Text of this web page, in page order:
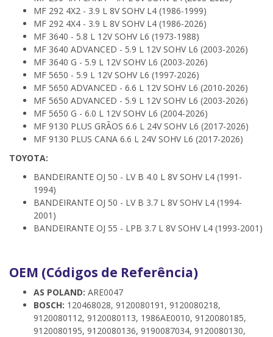
MF 292 4X2 - 3.9 L 8V SOHV L4 (1986-1999)
MF 292 4X4 - 3.9 L 8V SOHV L4 (1986-2026)
MF 3640 - 5.8 L 12V SOHV L6 (1973-1988)
MF 3640 ADVANCED - 5.9 L 12V SOHV L6 (2003-2026)
MF 3640 G - 5.9 L 12V SOHV L6 (2003-2026)
MF 5650 - 5.9 L 12V SOHV L6 (1997-2026)
MF 5650 ADVANCED - 6.6 L 12V SOHV L6 (2010-2026)
MF 5650 ADVANCED - 5.9 L 12V SOHV L6 (2003-2026)
MF 5650 G - 6.0 L 12V SOHV L6 (2004-2026)
MF 9130 PLUS GRÃOS 6.6 L 24V SOHV L6 (2017-2026)
MF 9130 PLUS CANA 6.6 L 24V SOHV L6 (2017-2026)
TOYOTA:
BANDEIRANTE OJ 50 - LV B 4.0 L 8V SOHV L4 (1991-
1994)
BANDEIRANTE OJ 50 - LV B 3.7 L 8V SOHV L4 (1994-
2001)
BANDEIRANTE OJ 55 - LPB 3.7 L 8V SOHV L4 (1993-2001)
OEM (Códigos de Referência)
AS POLAND: ARE0047
BOSCH: 120468028, 9120080191, 9120080218,
9120080112, 9120080113, 1986AE0010, 9120080185,
9120080195, 9120080136, 9190087034, 9120080130,